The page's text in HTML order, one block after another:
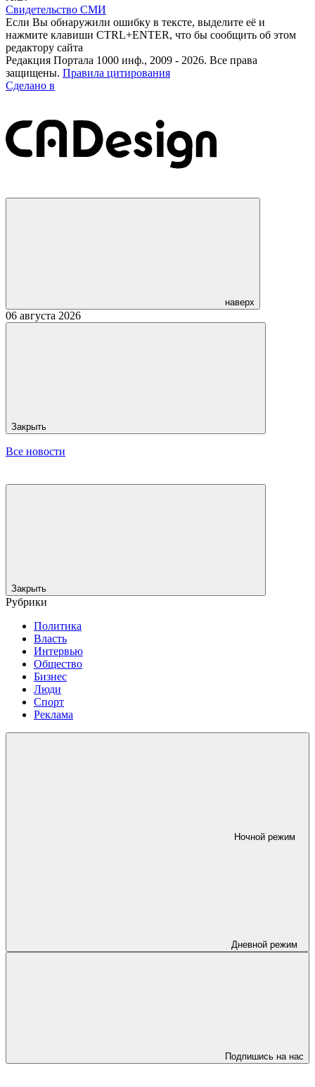
Свидетельство СМИ
Если Вы обнаружили ошибку в тексте, выделите её и
нажмите клавиши CTRL+ENTER, что бы сообщить об этом
редактору сайта
Редакция Портала 1000 инф., 2009 - 2026. Все права
защищены. Правила цитирования
Сделано в
наверх
06 августа 2026
Закрыть
Все новости
Закрыть
Рубрики
Политика
Власть
Интервью
Общество
Бизнес
Люди
Спорт
Реклама
Ночной режим
Дневной режим
Подпишись на нас